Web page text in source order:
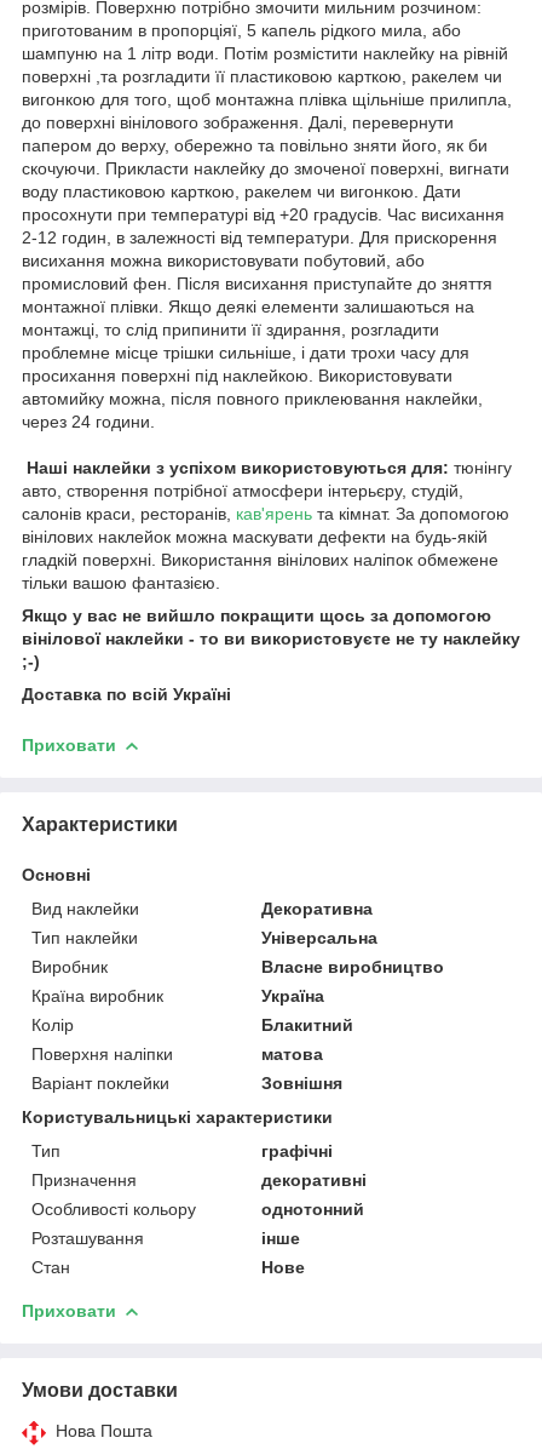
розмірів. Поверхню потрібно змочити мильним розчином:
приготованим в пропорціяї, 5 капель рідкого мила, або
шампуню на 1 літр води. Потім розмістити наклейку на рівній
поверхні ,та розгладити її пластиковою карткою, ракелем чи
вигонкою для того, щоб монтажна плівка щільніше прилипла,
до поверхні вінілового зображення. Далі, перевернути
папером до верху, обережно та повільно зняти його, як би
скочуючи. Прикласти наклейку до змоченої поверхні, вигнати
воду пластиковою карткою, ракелем чи вигонкою. Дати
просохнути при температурі від +20 градусів. Час висихання
2-12 годин, в залежності від температури. Для прискорення
висихання можна використовувати побутовий, або
промисловий фен. Після висихання приступайте до зняття
монтажної плівки. Якщо деякі елементи залишаються на
монтажці, то слід припинити її здирання, розгладити
проблемне місце трішки сильніше, і дати трохи часу для
просихання поверхні під наклейкою. Використовувати
автомийку можна, після повного приклеювання наклейки,
через 24 години.
Наші наклейки з успіхом використовуються для: тюнінгу
авто, створення потрібної атмосфери інтерьєру, студій,
салонів краси, ресторанів, кав'ярень та кімнат. За допомогою
вінілових наклейок можна маскувати дефекти на будь-якій
гладкій поверхні. Використання вінілових наліпок обмежене
тільки вашою фантазією.
Якщо у вас не вийшло покращити щось за допомогою
вінілової наклейки - то ви використовуєте не ту наклейку
;-)
Доставка по всій Україні
Приховати
Характеристики
Основні
Вид наклейки
Декоративна
Тип наклейки
Універсальна
Виробник
Власне виробництво
Країна виробник
Україна
Колір
Блакитний
Поверхня наліпки
матова
Варіант поклейки
Зовнішня
Користувальницькі характеристики
Тип
графічні
Призначення
декоративні
Особливості кольору
однотонний
Розташування
інше
Стан
Нове
Приховати
Умови доставки
Нова Пошта